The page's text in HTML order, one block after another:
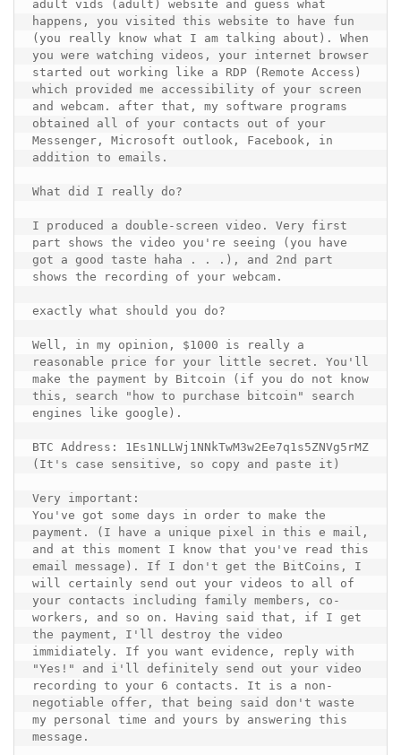
adult vids (adult) website and guess what
happens, you visited this website to have fun
(you really know what I am talking about). When
you were watching videos, your internet browser
started out working like a RDP (Remote Access)
which provided me accessibility of your screen
and webcam. after that, my software programs
obtained all of your contacts out of your
Messenger, Microsoft outlook, Facebook, in
addition to emails.
What did I really do?
I produced a double-screen video. Very first
part shows the video you're seeing (you have
got a good taste haha . . .), and 2nd part
shows the recording of your webcam.
exactly what should you do?
Well, in my opinion, $1000 is really a
reasonable price for your little secret. You'll
make the payment by Bitcoin (if you do not know
this, search "how to purchase bitcoin" search
engines like google).
BTC Address: 1Es1NLLWj1NNkTwM3w2Ee7q1s5ZNVg5rMZ
(It's case sensitive, so copy and paste it)
Very important:
You've got some days in order to make the
payment. (I have a unique pixel in this e mail,
and at this moment I know that you've read this
email message). If I don't get the BitCoins, I
will certainly send out your videos to all of
your contacts including family members, co-
workers, and so on. Having said that, if I get
the payment, I'll destroy the video
immidiately. If you want evidence, reply with
"Yes!" and i'll definitely send out your video
recording to your 6 contacts. It is a non-
negotiable offer, that being said don't waste
my personal time and yours by answering this